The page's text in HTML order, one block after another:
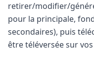
retirer/modifier/
pour la principale,
secondaires), puis
être téléversée sur